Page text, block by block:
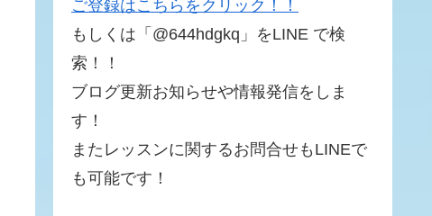
ご登録はこちらをクリック！！
もしくは「@644hdgkq」をLINE で検
索！！
ブログ更新お知らせや情報発信をしま
す！
またレッスンに関するお問合せもLINEで
も可能です！